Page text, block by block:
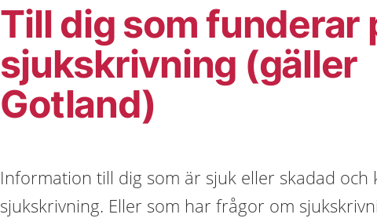
Till dig som funderar
sjukskrivning (gäller
Gotland)
Information till dig som är sjuk eller skadad och
sjukskrivning. Eller som har frågor om